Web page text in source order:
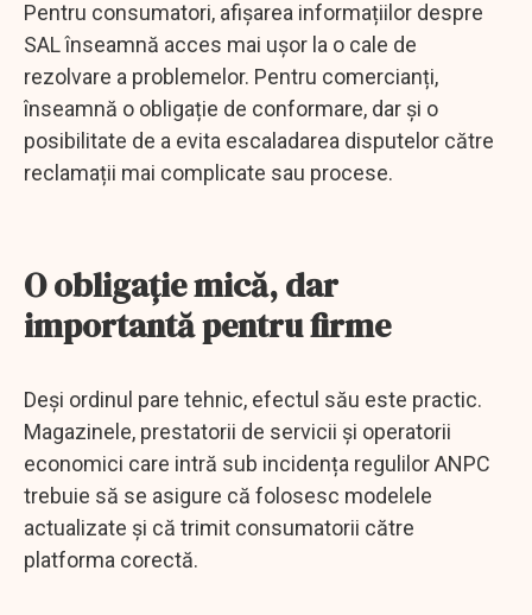
Pentru consumatori, afișarea informațiilor despre
SAL înseamnă acces mai ușor la o cale de
rezolvare a problemelor. Pentru comercianți,
înseamnă o obligație de conformare, dar și o
posibilitate de a evita escaladarea disputelor către
reclamații mai complicate sau procese.
O obligație mică, dar
importantă pentru firme
Deși ordinul pare tehnic, efectul său este practic.
Magazinele, prestatorii de servicii și operatorii
economici care intră sub incidența regulilor ANPC
trebuie să se asigure că folosesc modelele
actualizate și că trimit consumatorii către
platforma corectă.